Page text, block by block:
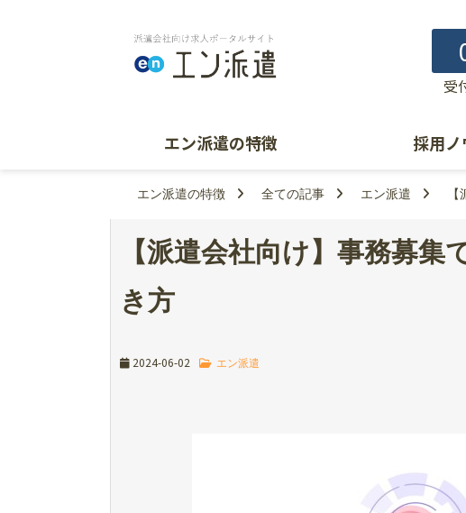
受
エン派遣の特徴 採用
エン派遣の特徴 全ての記事 エン派遣
【派遣会社向け】事務募
き方
2024-06-02 エン派遣